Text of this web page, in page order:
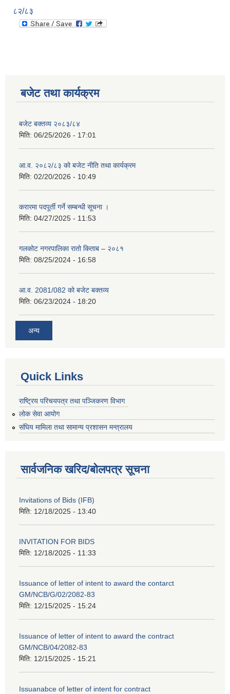
८२/८३
बजेट तथा कार्यक्रम
बजेट बक्तव्य २०८३/८४
मिति: 06/25/2026 - 17:01
आ.व. २०८२/८३ को बजेट नीति तथा कार्यक्रम
मिति: 02/20/2026 - 10:49
करारमा पदपूर्ती गर्ने सम्बन्धी सूचना ।
मिति: 04/27/2025 - 11:53
गलकोट नगरपालिका रातो किताब – २०८१
मिति: 08/25/2024 - 16:58
आ.व. 2081/082 को बजेट बक्तव्य
मिति: 06/23/2024 - 18:20
अन्य
Quick Links
राष्ट्रिय परिचयपत्र तथा पञ्जिकरण विभाग
लोक सेवा आयोग
संघिय मामिला तथा सामान्य प्रशासन मन्त्रालय
सार्वजनिक खरिद/बोलपत्र सूचना
Invitations of Bids (IFB)
मिति: 12/18/2025 - 13:40
INVITATION FOR BIDS
मिति: 12/18/2025 - 11:33
Issuance of letter of intent to award the contarct
GM/NCB/G/02/2082-83
मिति: 12/15/2025 - 15:24
Issuance of letter of intent to award the contract
GM/NCB/04/2082-83
मिति: 12/15/2025 - 15:21
Issuanabce of letter of intent for contract